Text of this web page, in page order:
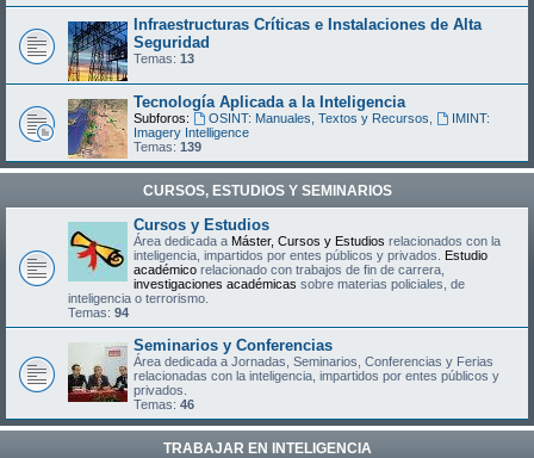
Infraestructuras Críticas e Instalaciones de Alta
Seguridad
Temas: 13
Tecnología Aplicada a la Inteligencia
Subforos: OSINT: Manuales, Textos y Recursos
IMINT:
Imagery Intelligence
Temas: 139
CURSOS, ESTUDIOS Y SEMINARIOS
Cursos y Estudios
Área dedicada a Máster, Cursos y Estudios relacionados con la
inteligencia, impartidos por entes públicos y privados. Estudio
académico relacionado con trabajos de fin de carrera,
investigaciones académicas sobre materias policiales, de
inteligencia o terrorismo.
Temas: 94
Seminarios y Conferencias
Área dedicada a Jornadas, Seminarios, Conferencias y Ferias
relacionadas con la inteligencia, impartidos por entes públicos y
privados.
Temas: 46
TRABAJAR EN INTELIGENCIA